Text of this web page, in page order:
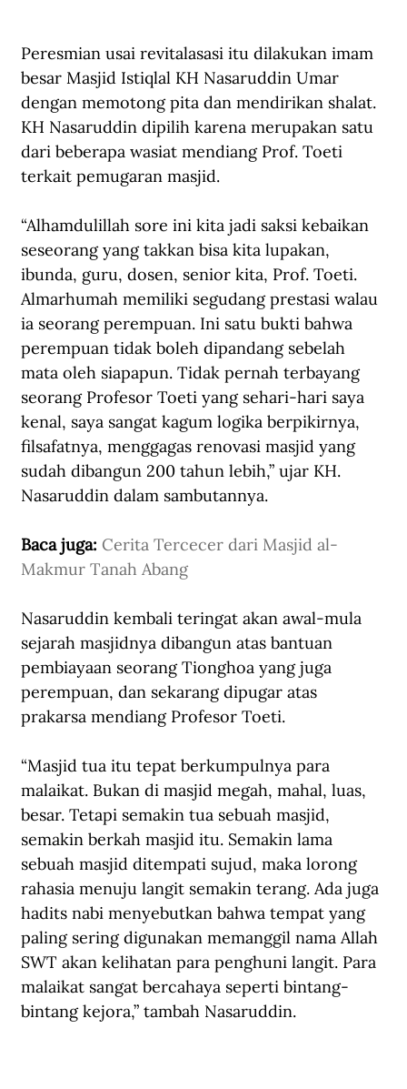
Peresmian usai revitalasasi itu dilakukan imam
besar Masjid Istiqlal KH Nasaruddin Umar
dengan memotong pita dan mendirikan shalat.
KH Nasaruddin dipilih karena merupakan satu
dari beberapa wasiat mendiang Prof. Toeti
terkait pemugaran masjid.
“Alhamdulillah sore ini kita jadi saksi kebaikan
seseorang yang takkan bisa kita lupakan,
ibunda, guru, dosen, senior kita, Prof. Toeti.
Almarhumah memiliki segudang prestasi walau
ia seorang perempuan. Ini satu bukti bahwa
perempuan tidak boleh dipandang sebelah
mata oleh siapapun. Tidak pernah terbayang
seorang Profesor Toeti yang sehari-hari saya
kenal, saya sangat kagum logika berpikirnya,
filsafatnya, menggagas renovasi masjid yang
sudah dibangun 200 tahun lebih,” ujar KH.
Nasaruddin dalam sambutannya.
Baca juga: Cerita Tercecer dari Masjid al-
Makmur Tanah Abang
Nasaruddin kembali teringat akan awal-mula
sejarah masjidnya dibangun atas bantuan
pembiayaan seorang Tionghoa yang juga
perempuan, dan sekarang dipugar atas
prakarsa mendiang Profesor Toeti.
“Masjid tua itu tepat berkumpulnya para
malaikat. Bukan di masjid megah, mahal, luas,
besar. Tetapi semakin tua sebuah masjid,
semakin berkah masjid itu. Semakin lama
sebuah masjid ditempati sujud, maka lorong
rahasia menuju langit semakin terang. Ada juga
hadits nabi menyebutkan bahwa tempat yang
paling sering digunakan memanggil nama Allah
SWT akan kelihatan para penghuni langit. Para
malaikat sangat bercahaya seperti bintang-
bintang kejora,” tambah Nasaruddin.